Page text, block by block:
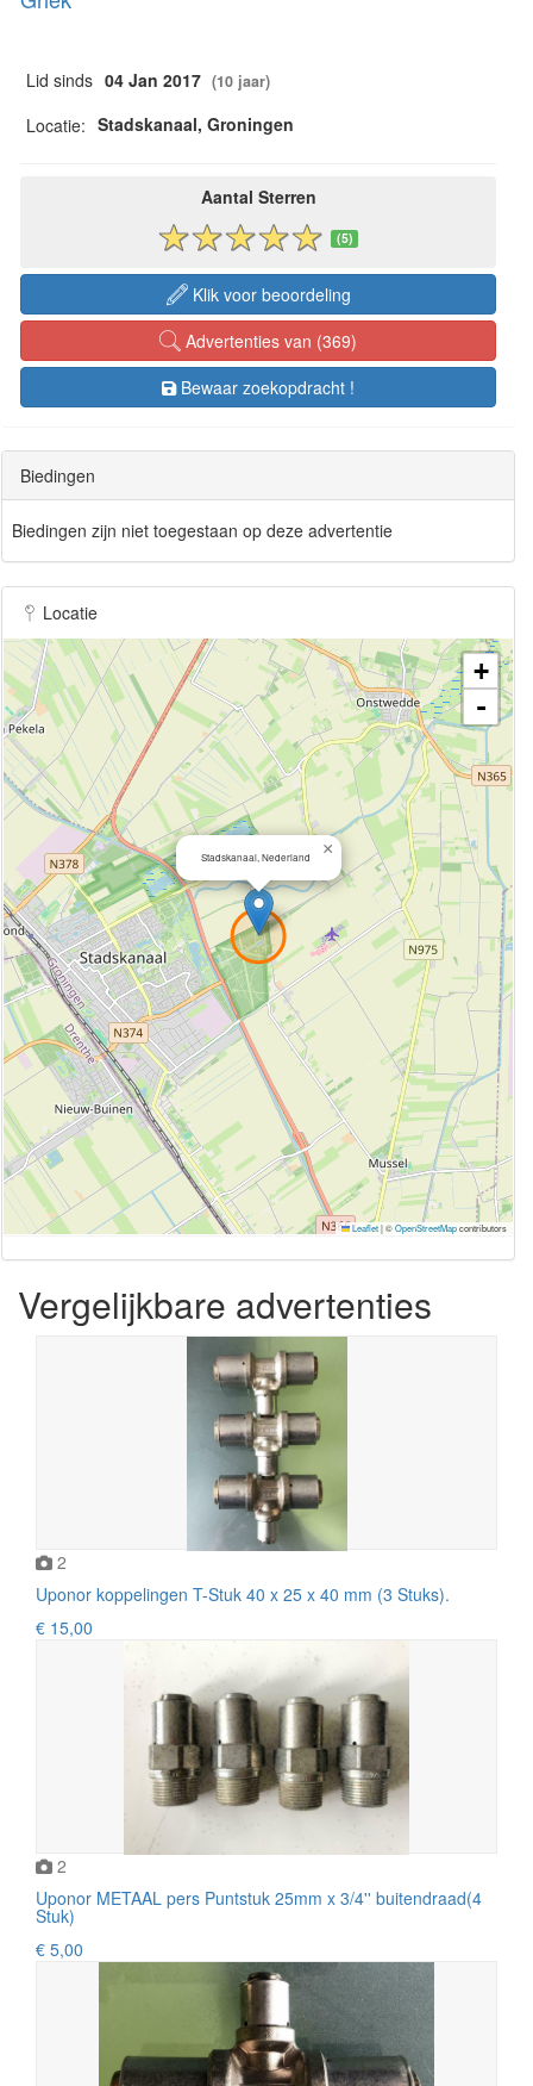
Lid sinds 04 Jan 2017 (10 jaar)
Locatie: Stadskanaal, Groningen
Aantal Sterren
(5)
Klik voor beoordeling
Advertenties van (369)
Bewaar zoekopdracht !
Biedingen
Biedingen zijn niet toegestaan op deze advertentie
Locatie
Stadskanaal, Nederland ×
+
-
Leaflet|©OpenStreetMapcontributors
Vergelijkbare advertenties
2
Uponor koppelingen T-Stuk 40 x 25 x 40 mm (3 Stuks).
€ 15,00
2
Uponor METAAL pers Puntstuk 25mm x 3/4'' buitendraad(4
Stuk)
€ 5,00